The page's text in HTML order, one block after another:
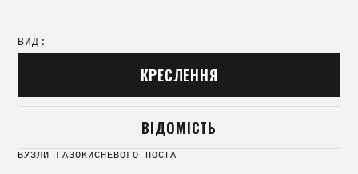
ВИД:
КРЕСЛЕННЯ
ВІДОМІСТЬ
ВУЗЛИ ГАЗОКИСНЕВОГО ПОСТА